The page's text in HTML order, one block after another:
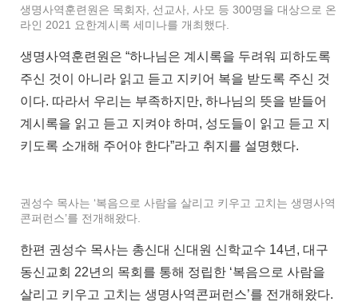
생명사역훈련원은 목회자, 선교사, 사모 등 300명을 대상으로 온
라인 2021 요한계시록 세미나를 개최했다.
생명사역훈련원은 “하나님은 계시록을 두려워 피하도록
주신 것이 아니라 읽고 듣고 지키어 복을 받도록 주신 것
이다. 따라서 우리는 부족하지만, 하나님의 뜻을 받들어
계시록을 읽고 듣고 지켜야 하며, 성도들이 읽고 듣고 지
키도록 소개해 주어야 한다”라고 취지를 설명했다.
권성수 목사는 ‘복음으로 사람을 살리고 키우고 고치는 생명사역
콘퍼런스’를 전개해왔다.
한편 권성수 목사는 총신대 신대원 신학교수 14년, 대구
동신교회 22년의 목회를 통해 정립한 ‘복음으로 사람을
살리고 키우고 고치는 생명사역콘퍼런스’를 전개해왔다.